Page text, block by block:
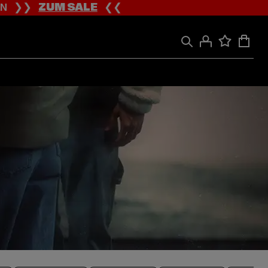
❯❯ZUM SALE❮❮